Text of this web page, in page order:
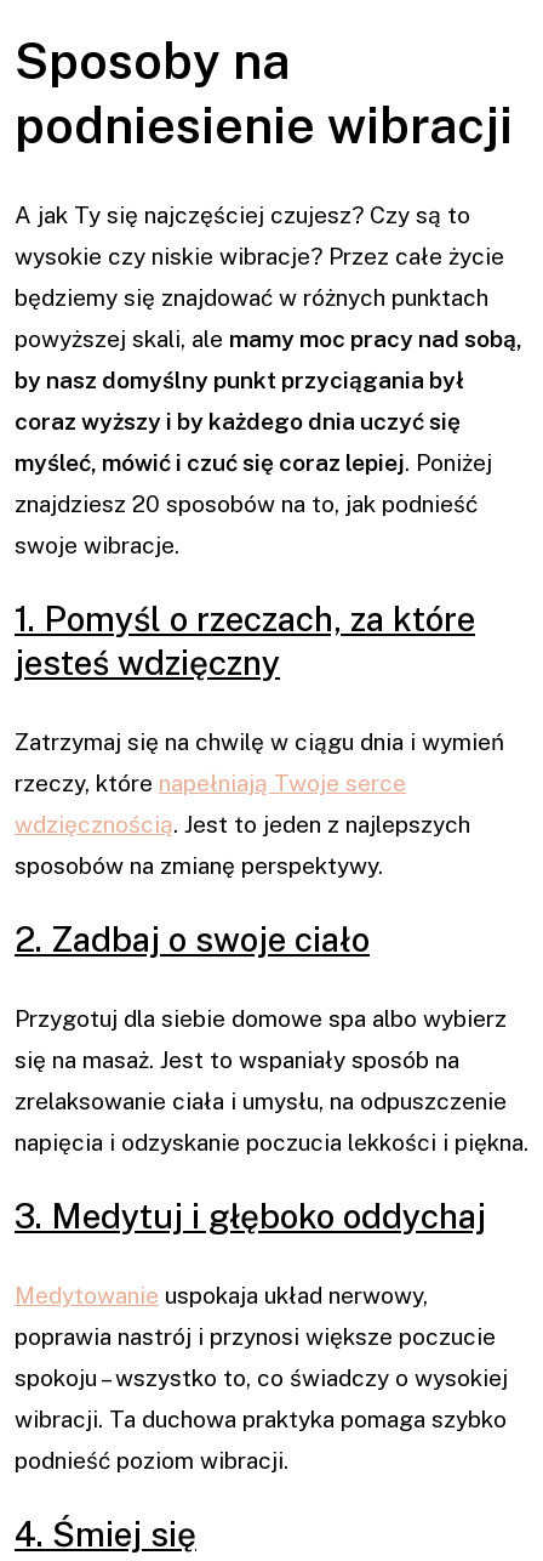
Sposoby na
podniesienie wibracji
A jak Ty się najczęściej czujesz? Czy są to
wysokie czy niskie wibracje? Przez całe życie
będziemy się znajdować w różnych punktach
powyższej skali, ale mamy moc pracy nad sobą,
by nasz domyślny punkt przyciągania był
coraz wyższy i by każdego dnia uczyć się
myśleć, mówić i czuć się coraz lepiej. Poniżej
znajdziesz 20 sposobów na to, jak podnieść
swoje wibracje.
1. Pomyśl o rzeczach, za które
jesteś wdzięczny
Zatrzymaj się na chwilę w ciągu dnia i wymień
rzeczy, które napełniają Twoje serce
wdzięcznością. Jest to jeden z najlepszych
sposobów na zmianę perspektywy.
2. Zadbaj o swoje ciało
Przygotuj dla siebie domowe spa albo wybierz
się na masaż. Jest to wspaniały sposób na
zrelaksowanie ciała i umysłu, na odpuszczenie
napięcia i odzyskanie poczucia lekkości i piękna.
3. Medytuj i głęboko oddychaj
Medytowanie uspokaja układ nerwowy,
poprawia nastrój i przynosi większe poczucie
spokoju – wszystko to, co świadczy o wysokiej
wibracji. Ta duchowa praktyka pomaga szybko
podnieść poziom wibracji.
4. Śmiej się